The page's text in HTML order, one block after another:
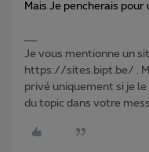
Mais Je pencherais
Je vous mentionne un
https://sites.bipt.be/ .
privé uniquement si je
du topic dans votre